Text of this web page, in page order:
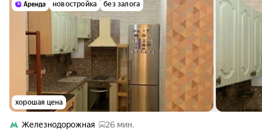
новостройка без залога
хорошая цена
Железнодорожная
26 мин.